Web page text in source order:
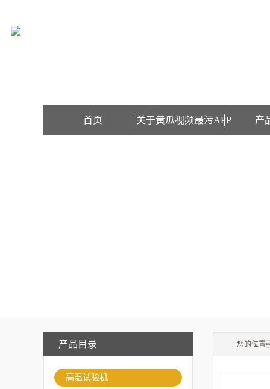
首页 关于黄瓜视频最污APP 产
产品目录
高温试验机
您的位